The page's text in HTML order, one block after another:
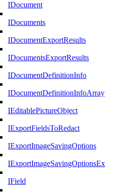
IDocument
IDocuments
IDocumentExportResults
IDocumentsExportResults
IDocumentDefinitionInfo
IDocumentDefinitionInfoArray
IEditablePictureObject
IExportFieldsToRedact
IExportImageSavingOptions
IExportImageSavingOptionsEx
IField